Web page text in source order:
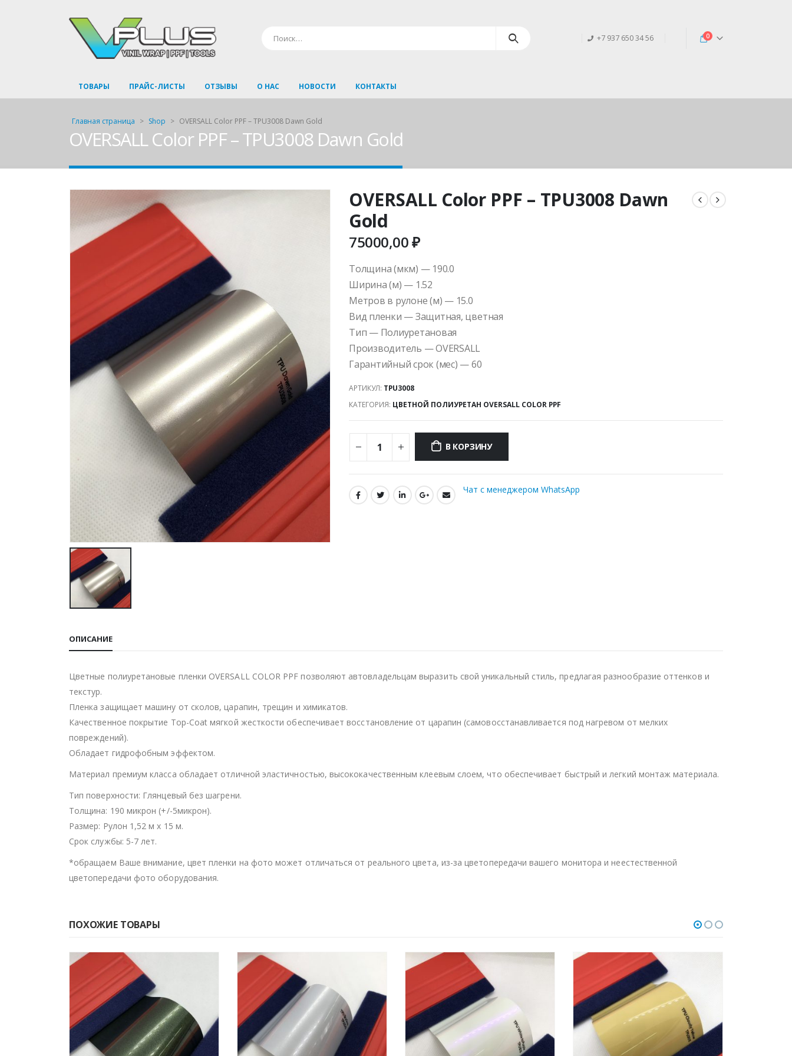
+7 937 650 34 56 0
ТОВАРЫ ПРАЙС-ЛИСТЫ ОТЗЫВЫ О НАС НОВОСТИ КОНТАКТЫ
Главная страница > Shop > OVERSALL Color PPF – TPU3008 Dawn Gold
OVERSALL Color PPF – TPU3008 Dawn Gold
OVERSALL Color PPF – TPU3008 Dawn
Gold
75000,00₽
Толщина (мкм) — 190.0
Ширина (м) — 1.52
Метров в рулоне (м) — 15.0
Вид пленки — Защитная, цветная
Тип — Полиуретановая
Производитель — OVERSALL
Гарантийный срок (мес) — 60
АРТИКУЛ: TPU3008
КАТЕГОРИЯ: ЦВЕТНОЙ ПОЛИУРЕТАН OVERSALL COLOR PPF
В КОРЗИНУ
Чат с менеджером WhatsApp
ОПИСАНИЕ
Цветные полиуретановые пленки OVERSALL COLOR PPF позволяют автовладельцам выразить свой уникальный стиль, предлагая разнообразие оттенков и
текстур.
Пленка защищает машину от сколов, царапин, трещин и химикатов.
Качественное покрытие Top-Coat мягкой жесткости обеспечивает восстановление от царапин (самовосстанавливается под нагревом от мелких
повреждений).
Обладает гидрофобным эффектом.
Материал премиум класса обладает отличной эластичностью, высококачественным клеевым слоем, что обеспечивает быстрый и легкий монтаж материала.
Тип поверхности: Глянцевый без шагрени.
Толщина: 190 микрон (+/-5микрон).
Размер: Рулон 1,52 м х 15 м.
Срок службы: 5-7 лет.
*обращаем Ваше внимание, цвет пленки на фото может отличаться от реального цвета, из-за цветопередачи вашего монитора и неестественной
цветопередачи фото оборудования.
ПОХОЖИЕ ТОВАРЫ